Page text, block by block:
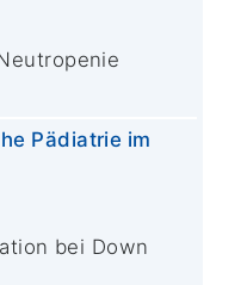
Pädiatrie im
bei Down